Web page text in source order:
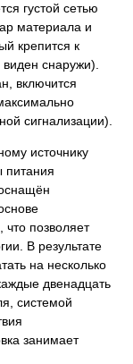
густой сетью
материала и
крепится к
снаружи).
включится
сигнализации).
источнику
питания
позволяет
В результате
на несколько
двенадцать
системой
занимает